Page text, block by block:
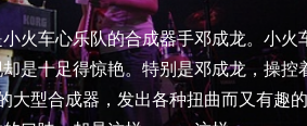
火车心乐队的合成器手邓成龙。小火
是十足得惊艳。特别是邓成龙，操控
大型合成器，发出各种扭曲而又有趣